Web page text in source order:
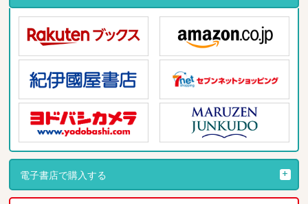
電子書店で購入する